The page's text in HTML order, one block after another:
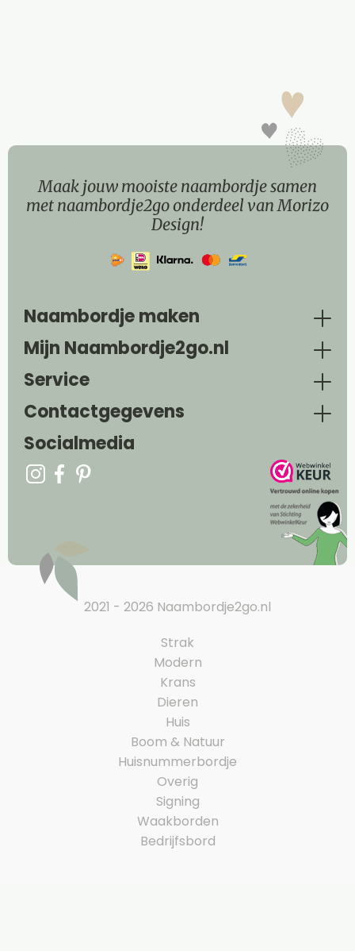
Maak jouw mooiste naambordje samen
met naambordje2go onderdeel van Morizo
Design!
Naambordje maken
Mijn Naambordje2go.nl
Service
Contactgegevens
Socialmedia
2021 - 2026 Naambordje2go.nl
Strak
Modern
Krans
Dieren
Huis
Boom & Natuur
Huisnummerbordje
Overig
Signing
Waakborden
Bedrijfsbord